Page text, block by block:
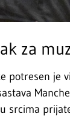
za
potresen je
srcima